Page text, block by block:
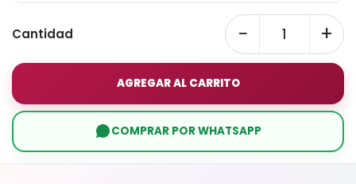
Cantidad − +
AGREGAR AL CARRITO
COMPRAR POR WHATSAPP